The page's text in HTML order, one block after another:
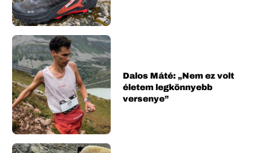
Dalos Máté: „Nem ez volt
életem legkönnyebb
versenye”